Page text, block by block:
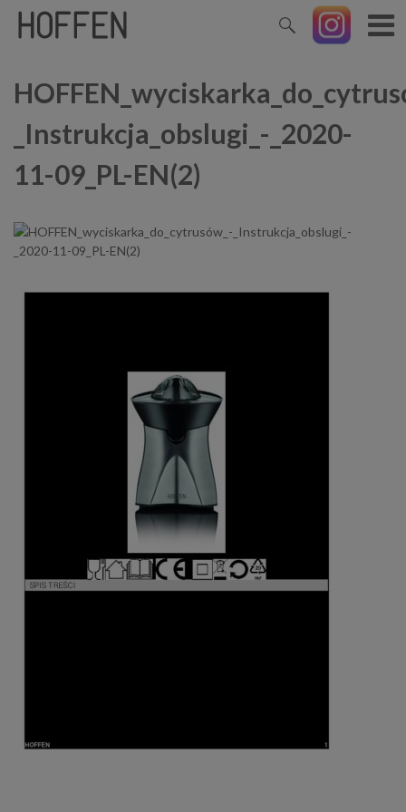
_Instrukcja_obslugi_-_2020-
11-09_PL-EN(2)